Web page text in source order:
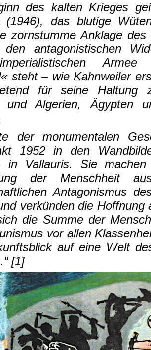
des kalten Krieges
(1946), das blutige
zornstumme Anklage
den antagonistischen
Armee
steht – wie Kahnweiler
für seine Haltung
und Algerien, Ägypten
der monumentalen
1952 in den
in Vallauris. Sie
der Menschheit
Antagonismus
verkünden die Hoff­nung
die Summe der
vor allen
auf eine Welt
[1]